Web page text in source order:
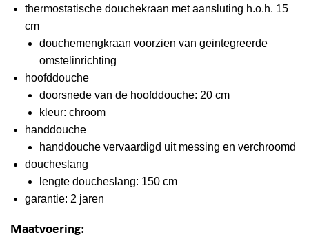
thermostatische douchekraan met aansluting h.o.h. 15
cm
douchemengkraan voorzien van geintegreerde
omstelinrichting
hoofddouche
doorsnede van de hoofddouche: 20 cm
kleur: chroom
handdouche
handdouche vervaardigd uit messing en verchroomd
doucheslang
lengte doucheslang: 150 cm
garantie: 2 jaren
Maatvoering: